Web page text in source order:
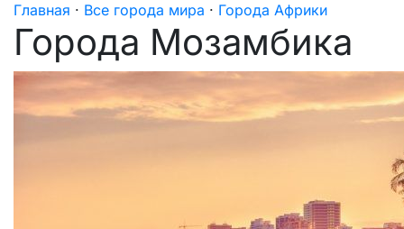
Главная · Все города мира · Города Африки
Города Мозамбика